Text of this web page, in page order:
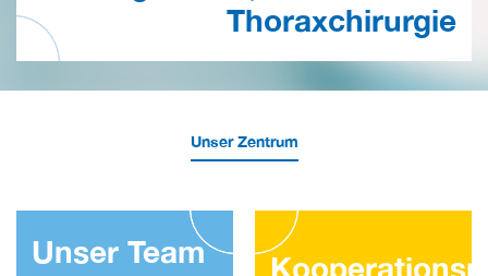
Thoraxchirurgie
Unser Zentrum
Unser Team